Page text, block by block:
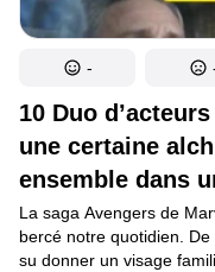
10 Duo
une certaine
ensemble dans
La saga Avengers de
bercé notre quotidien.
su donner un visage
-